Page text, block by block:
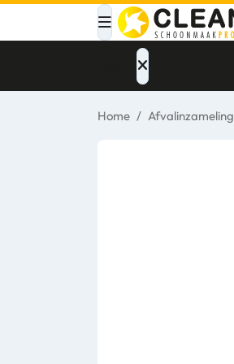
Home / Afvalinzameling